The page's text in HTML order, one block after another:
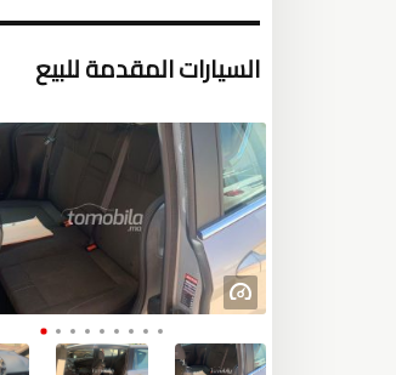
السيارات المقدمة للبيع